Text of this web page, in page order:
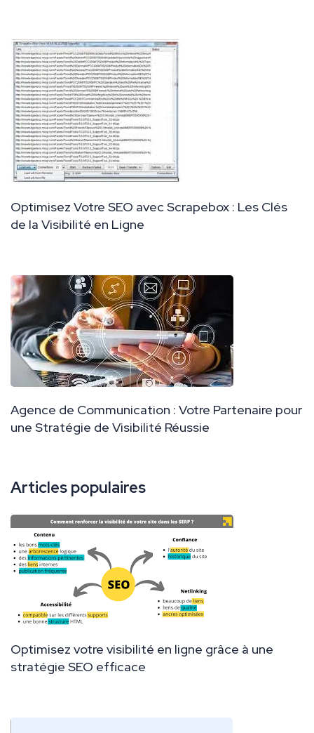
Optimisez Votre SEO avec Scrapebox : Les Clés
de la Visibilité en Ligne
Agence de Communication : Votre Partenaire pour
une Stratégie de Visibilité Réussie
Articles populaires
Optimisez votre visibilité en ligne grâce à une
stratégie SEO efficace